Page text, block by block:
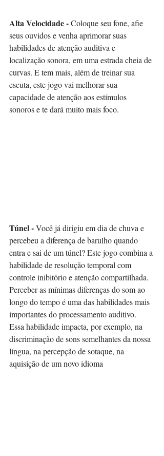
Alta Velocidade - Coloque seu fone, afie
seus ouvidos e venha aprimorar suas
habilidades de atenção auditiva e
localização sonora, em uma estrada cheia de
curvas. E tem mais, além de treinar sua
escuta, este jogo vai melhorar sua
capacidade de atenção aos estímulos
sonoros e te dará muito mais foco.⠀
Túnel - Você já dirigiu em dia de chuva e
percebeu a diferença de barulho quando
entra e sai de um túnel? Este jogo combina a
habilidade de resolução temporal com
controle inibitório e atenção compartilhada.
Perceber as mínimas diferenças do som ao
longo do tempo é uma das habilidades mais
importantes do processamento auditivo.
Essa habilidade impacta, por exemplo, na
discriminação de sons semelhantes da nossa
língua, na percepção de sotaque, na
aquisição de um novo idioma